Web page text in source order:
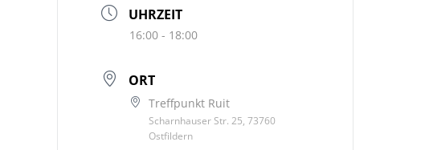
UHRZEIT
16:00 - 18:00
ORT
Treffpunkt Ruit
Scharnhauser Str. 25, 73760
Ostfildern